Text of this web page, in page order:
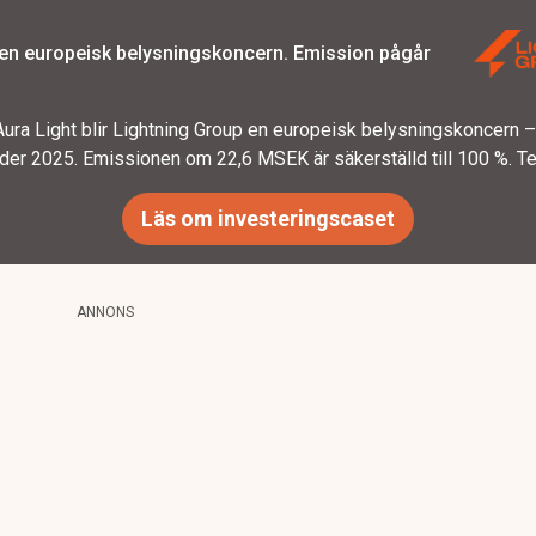
europeisk belysningskoncern. Emission pågår
Light blir Lightning Group en europeisk belysningskoncern
2025. Emissionen om 22,6 MSEK är säkerställd till 100 %.
Läs om investeringscaset
ANNONS